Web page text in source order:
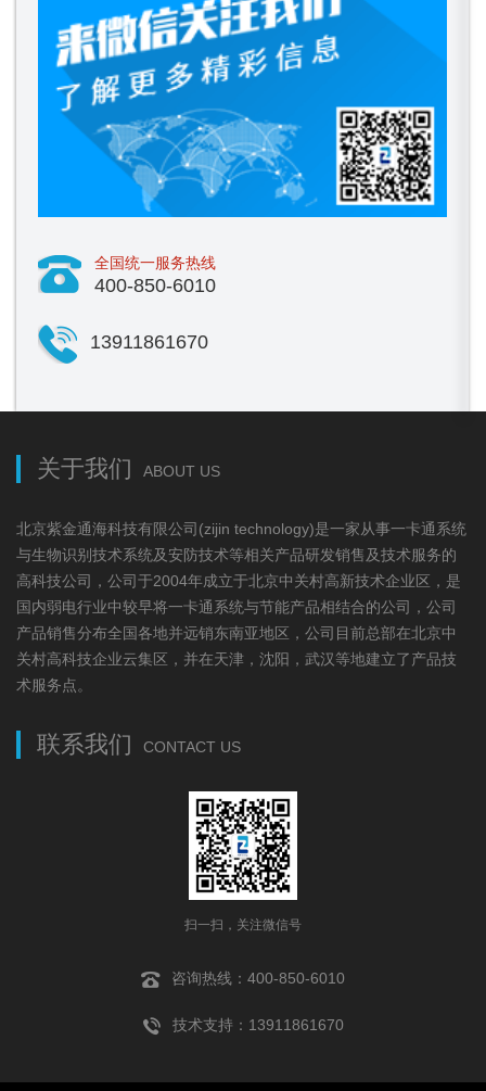
全国统一服务热线
400-850-6010
13911861670
关于我们 ABOUT US
北京紫金通海科技有限公司(zijin technology)是一家从事一卡通系统
与生物识别技术系统及安防技术等相关产品研发销售及技术服务的
高科技公司，公司于2004年成立于北京中关村高新技术企业区，是
国内弱电行业中较早将一卡通系统与节能产品相结合的公司，公司
产品销售分布全国各地并远销东南亚地区，公司目前总部在北京中
关村高科技企业云集区，并在天津，沈阳，武汉等地建立了产品技
术服务点。
联系我们 CONTACT US
扫一扫，关注微信号
咨询热线：400-850-6010
技术支持：13911861670